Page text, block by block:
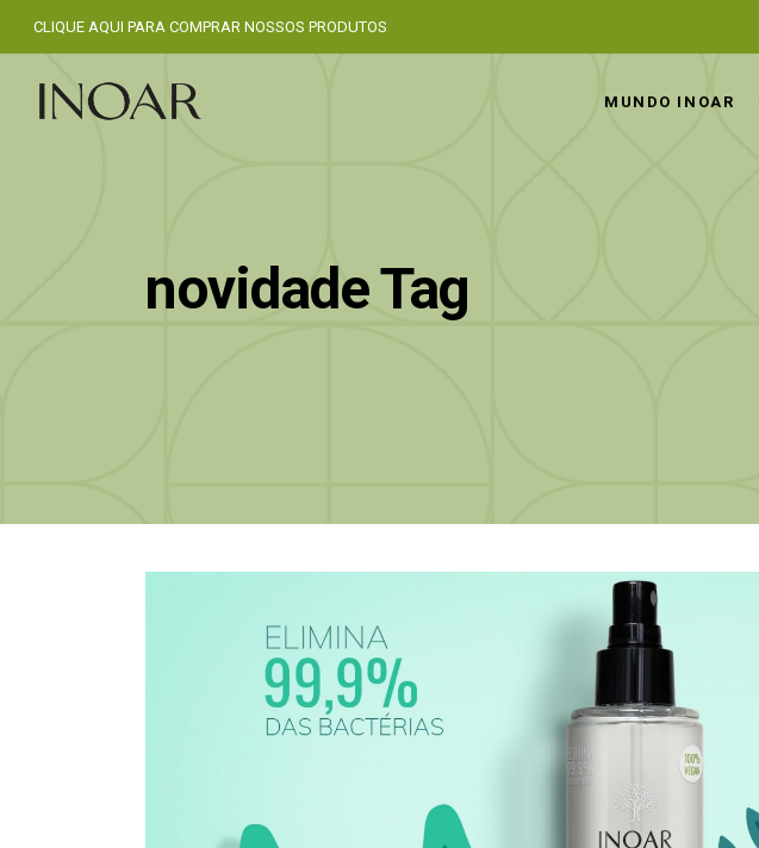
CLIQUE AQUI PARA COMPRAR NOSSOS PRODUTOS
MUNDO INOAR
novidade Tag